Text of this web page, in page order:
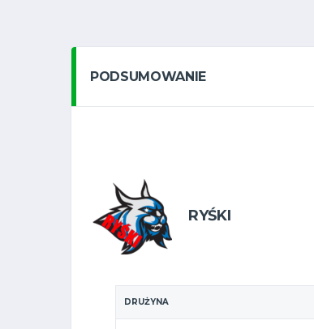
PODSUMOWANIE
RYŚKI
DRUŻYNA